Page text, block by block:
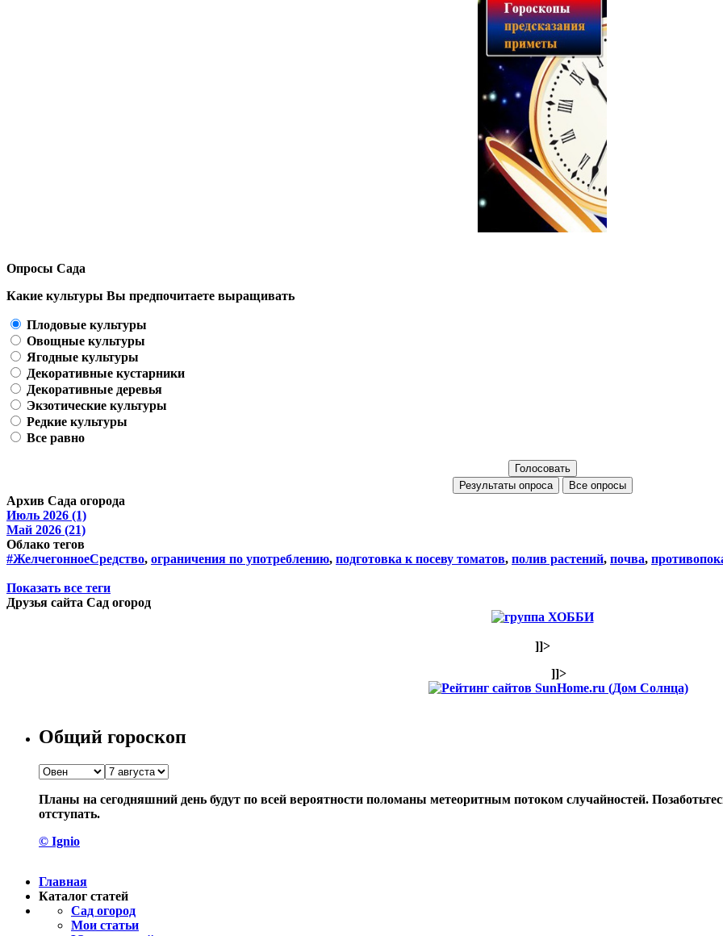
Опросы Сада
Какие культуры Вы предпочитаете выращивать
Плодовые культуры
Овощные культуры
Ягодные культуры
Декоративные кустарники
Декоративные деревья
Экзотические культуры
Редкие культуры
Все равно
Все опросы
Архив Сада огорода
Июль 2026 (1)
Май 2026 (21)
Облако тегов
#ЖелчегонноеСредство, ограничения по употреблению, подготовка к посеву томатов, полив растений, почва,
Показать все теги
Друзья сайта Сад огород
]]>
]]>
Общий гороскоп
Планы на сегодняшний день будут по всей вероятности поломаны метеоритным потоком случайностей.
отступать.
© Ignio
Главная
Каталог статей
Сад огород
Мои статьи